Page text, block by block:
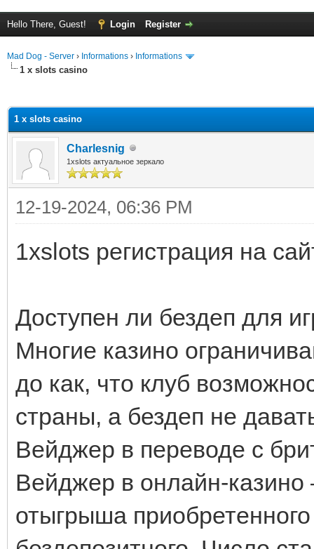
Hello There, Guest! Login Register
Mad Dog - Server › Informations › Informations
1 x slots casino
1 x slots casino
Charlesnig
1xslots актуальное зеркало
12-19-2024, 06:36 PM
1xslots регистрация на
Доступен ли бездеп для
Многие казино
до как, что клуб
страны, а бездеп не
Вейджер в переводе с
Вейджер в онлайн-
отыгрыша